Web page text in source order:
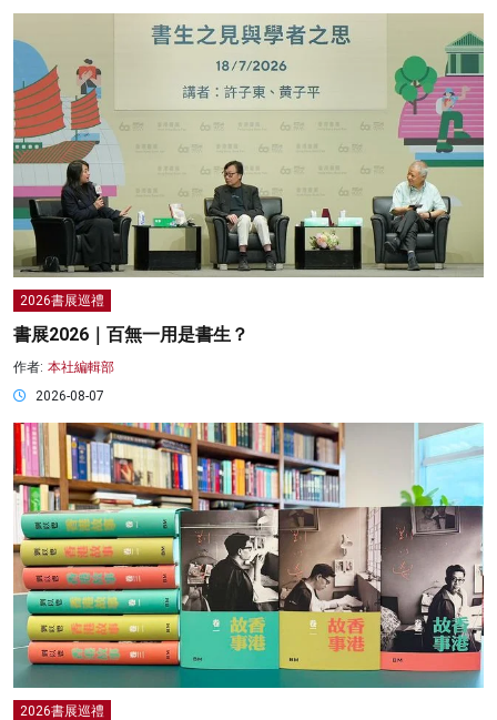
2026書展巡禮
書展2026｜百無一用是書生？
作者: 本社編輯部
2026-08-07
2026書展巡禮